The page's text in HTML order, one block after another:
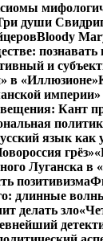
души
Bloody
и
в «Иллюзионе»
Кант
язык как
грёз»
Луганска в
позитивизма
длинные
делать зло